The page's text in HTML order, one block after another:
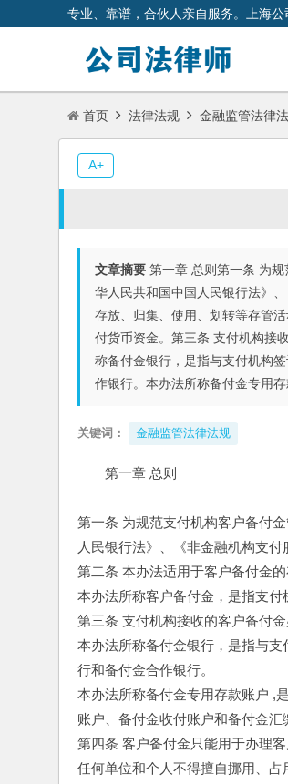
专业、靠谱，合伙人亲自服务。上海
首页 法律法规 金融监管法律
文章摘要 第一章 总则第一条 为
华人民共和国中国人民银行法》
存放、归集、使用、划转等存管
付货币资金。第三条 支付机构接
称备付金银行，是指与支付机构
作银行。本办法所称备付金专用
关键词： 金融监管法律法规
第一章 总则
第一条 为规范支付机构客户备付
人民银行法》、《非金融机构支付
第二条 本办法适用于客户备付金
本办法所称客户备付金，是指支付
第三条 支付机构接收的客户备付
本办法所称备付金银行，是指与
行和备付金合作银行。
本办法所称备付金专用存款账户 ,
账户、备付金收付账户和备付金汇
第四条 客户备付金只能用于办理
任何单位和个人不得擅自挪用、占
A+